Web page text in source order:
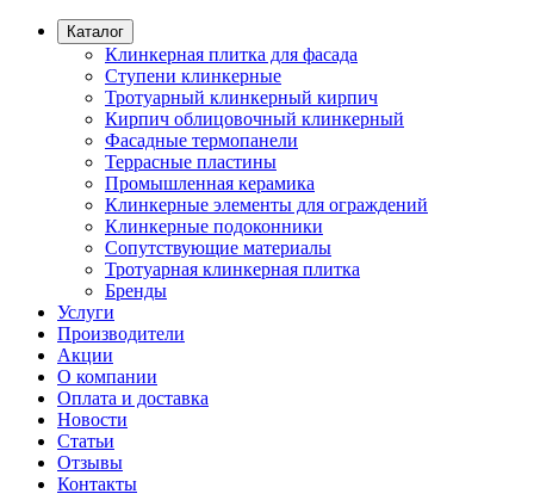
Каталог
Клинкерная плитка для фасада
Ступени клинкерные
Тротуарный клинкерный кирпич
Кирпич облицовочный клинкерный
Фасадные термопанели
Террасные пластины
Промышленная керамика
Клинкерные элементы для ограждений
Клинкерные подоконники
Сопутствующие материалы
Тротуарная клинкерная плитка
Бренды
Услуги
Производители
Акции
О компании
Оплата и доставка
Новости
Статьи
Отзывы
Контакты